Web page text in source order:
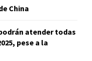
China
atender todas
pese a la